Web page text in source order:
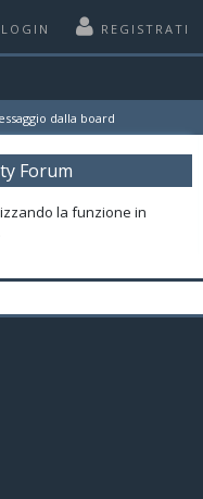
LOGIN REGISTRATI
dalla board
Forum
la funzione in